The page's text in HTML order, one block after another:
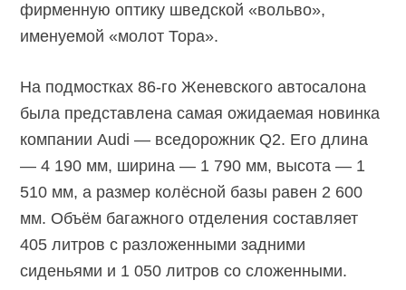
фирменную оптику шведской «вольво»,
именуемой «молот Тора».
На подмостках 86-го Женевского автосалона
была представлена самая ожидаемая новинка
компании Audi — вседорожник Q2. Его длина
— 4 190 мм, ширина — 1 790 мм, высота — 1
510 мм, а размер колёсной базы равен 2 600
мм. Объём багажного отделения составляет
405 литров с разложенными задними
сиденьями и 1 050 литров со сложенными.